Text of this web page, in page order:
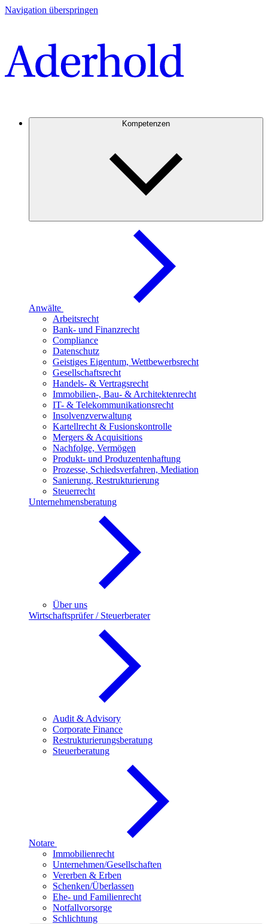
Navigation überspringen
Kompetenzen
Anwälte
Arbeitsrecht
Bank- und Finanzrecht
Compliance
Datenschutz
Geistiges Eigentum, Wettbewerbsrecht
Gesellschaftsrecht
Handels- & Vertragsrecht
Immobilien-, Bau- & Architektenrecht
IT- & Telekommunikationsrecht
Insolvenzverwaltung
Kartellrecht & Fusionskontrolle
Mergers & Acquisitions
Nachfolge, Vermögen
Produkt- und Produzentenhaftung
Prozesse, Schiedsverfahren, Mediation
Sanierung, Restrukturierung
Steuerrecht
Unternehmensberatung
Über uns
Wirtschaftsprüfer / Steuerberater
Audit & Advisory
Corporate Finance
Restrukturierungsberatung
Steuerberatung
Notare
Immobilienrecht
Unternehmen/Gesellschaften
Vererben & Erben
Schenken/Überlassen
Ehe- und Familienrecht
Notfallvorsorge
Schlichtung